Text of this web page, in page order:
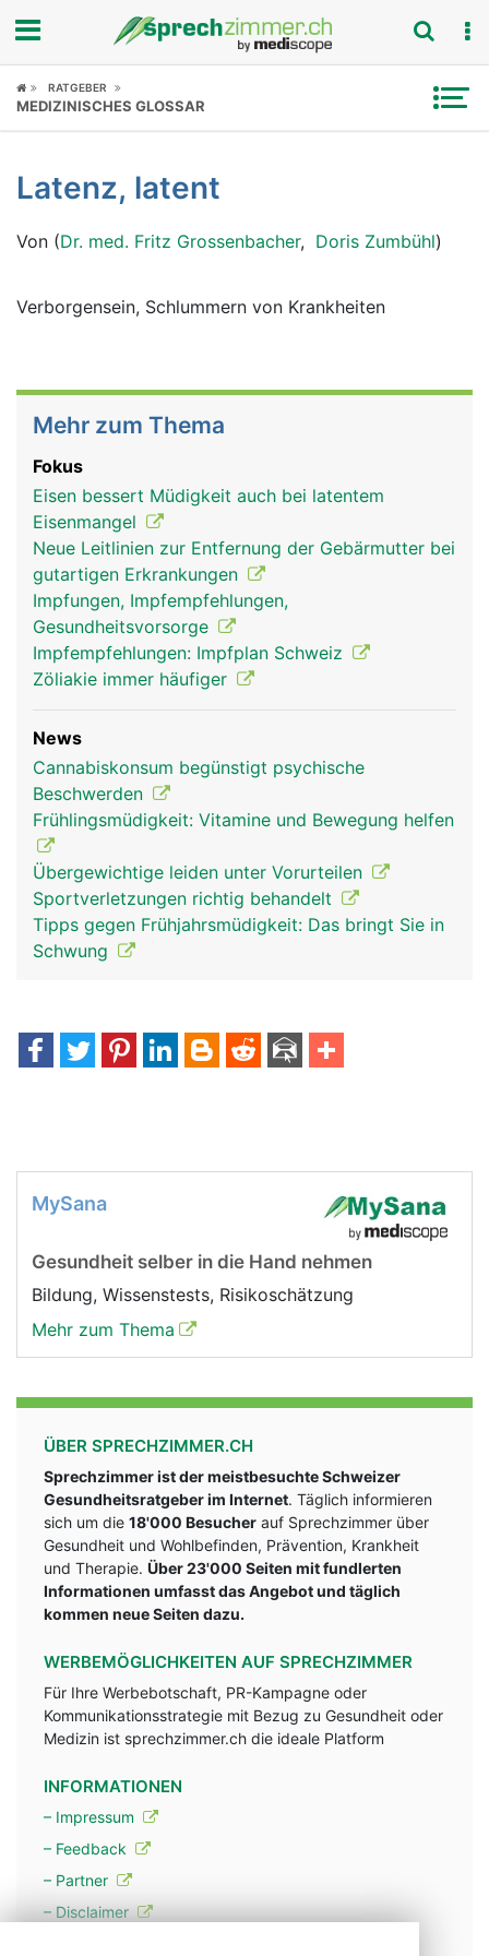
Fokus
Symptome
Untersuchungen
News
RATGEBER
MEDIZINISCHES GLOSSAR
Latenz, latent
Von (Dr. med. Fritz Grossenbacher, Doris Zumbühl)
Verborgensein, Schlummern von Krankheiten
Mehr zum Thema
Fokus
Eisen bessert Müdigkeit auch bei latentem
Eisenmangel
Neue Leitlinien zur Entfernung der Gebärmutter bei
gutartigen Erkrankungen
Impfungen, Impfempfehlungen,
Gesundheitsvorsorge
Impfempfehlungen: Impfplan Schweiz
Zöliakie immer häufiger
News
Cannabiskonsum begünstigt psychische
Beschwerden
Frühlingsmüdigkeit: Vitamine und Bewegung helfen
Übergewichtige leiden unter Vorurteilen
Sportverletzungen richtig behandelt
Tipps gegen Frühjahrsmüdigkeit: Das bringt Sie in
Schwung
MySana
Gesundheit selber in die Hand nehmen
Bildung, Wissenstests, Risikoschätzung
Mehr zum Thema
ÜBER SPRECHZIMMER.CH
Sprechzimmer ist der meistbesuchte Schweizer
Gesundheitsratgeber im Internet. Täglich informieren
sich um die 18'000 Besucher auf Sprechzimmer über
Gesundheit und Wohlbefinden, Prävention, Krankheit
und Therapie. Über 23'000 Seiten mit fundlerten
Informationen umfasst das Angebot und täglich
kommen neue Seiten dazu.
WERBEMÖGLICHKEITEN AUF SPRECHZIMMER
Für Ihre Werbebotschaft, PR-Kampagne oder
Kommunikationsstrategie mit Bezug zu Gesundheit oder
Medizin ist sprechzimmer.ch die ideale Platform
INFORMATIONEN
– Impressum
– Feedback
– Partner
– Disclaimer